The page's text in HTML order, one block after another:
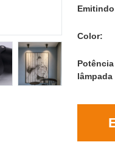
Color:
lâmpada